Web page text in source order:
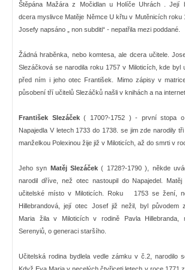
Štěpána Mažára z Močidlan u Holíče Uhrách . Její
dcera myslivce Matěje Němce U křtu v Mutěnicích roku
Josefy napsáno „ non subditi“ - nepatřila mezi poddané.
Žádná hraběnka, nebo komtesa, ale dcera učitele.
Slezáčková se narodila roku 1757 v Miloticích, kde byl
před ním i jeho otec František. Mimo zápisy v
působení tří učitelů Slezáčků našli v knihách a na
František Slezáček( 1700?-1752 ) - první stopa o
Napajedla V letech 1733 do 1738. se jim zde narodily
manželkou Polexinou žije již v Miloticích, až do smrti v
Jeho syn Matěj Slezáček ( 1728?-1790 ), někde
narodil dříve, než otec nastoupil do Napajedel.
učitelské místo v Miloticích. Roku 1753 se žení,
Hillebrandová, její otec Josef již nežil, byl původem
Maria žila v Miloticích v rodině Pavla Hillebranda,
Serenyiů, o generaci staršího.
Učitelská rodina bydlela vedle zámku v č.2, narodilo